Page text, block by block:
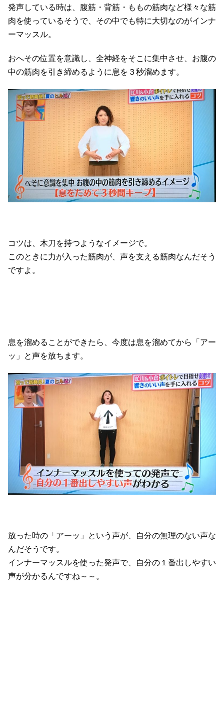
発声している時は、腹筋・背筋・ももの筋肉など様々な筋
肉を使っているそうで、その中でも特に大切なのがインナ
ーマッスル。
おへその位置を意識し、全神経をそこに集中させ、お腹の
中の筋肉を引き締めるように息を３秒溜めます。
コツは、木刀を持つようなイメージで。
このときに力が入った筋肉が、声を支える筋肉なんだそう
ですよ。
息を溜めることができたら、今度は息を溜めてから「アー
ッ」と声を放ちます。
放った時の「アーッ」という声が、自分の無理のない声な
んだそうです。
インナーマッスルを使った発声で、自分の１番出しやすい
声が分かるんですね～～。